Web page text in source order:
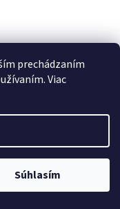
prechádzaním
Viac
Súhlasím